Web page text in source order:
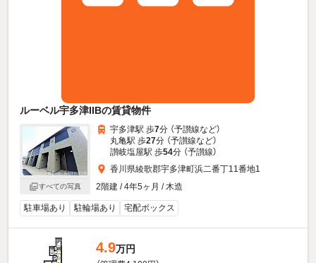
ルーベル宇多津IIBの賃貸物件
すべての写真
宇多津駅 歩7分 （予讃線など）
丸亀駅 歩27分 （予讃線など）
讃岐塩屋駅 歩54分 （予讃線）
香川県綾歌郡宇多津町浜二番丁11番地1
2階建 / 4年5ヶ月 / 木造
駐車場あり 駐輪場あり 宅配ボックス
4.9万円